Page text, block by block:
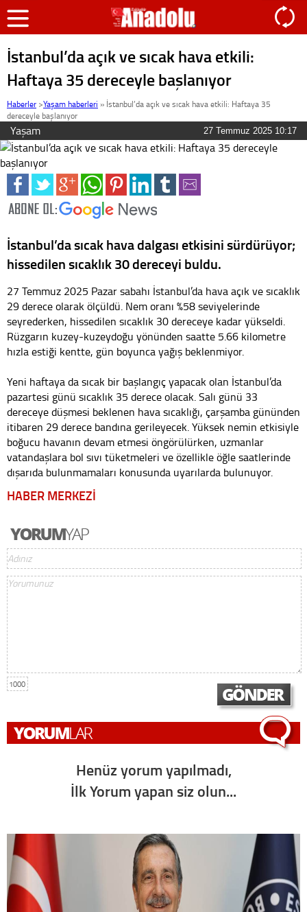
İstanbul’da açık ve sıcak hava etkili:
Haftaya 35 dereceyle başlanıyor
Haberler >Yaşam haberleri » İstanbul’da açık ve sıcak hava etkili: Haftaya 35
dereceyle başlanıyor
Yaşam 27 Temmuz 2025 10:17
İstanbul’da sıcak hava dalgası etkisini sürdürüyor;
hissedilen sıcaklık 30 dereceyi buldu.
27 Temmuz 2025 Pazar sabahı İstanbul’da hava açık ve sıcaklık
29 derece olarak ölçüldü. Nem oranı %58 seviyelerinde
seyrederken, hissedilen sıcaklık 30 dereceye kadar yükseldi.
Rüzgarın kuzey-kuzeydoğu yönünden saatte 5.66 kilometre
hızla estiği kentte, gün boyunca yağış beklenmiyor.
Yeni haftaya da sıcak bir başlangıç yapacak olan İstanbul’da
pazartesi günü sıcaklık 35 derece olacak. Salı günü 33
dereceye düşmesi beklenen hava sıcaklığı, çarşamba gününden
itibaren 29 derece bandına gerileyecek. Yüksek nemin etkisiyle
boğucu havanın devam etmesi öngörülürken, uzmanlar
vatandaşlara bol sıvı tüketmeleri ve özellikle öğle saatlerinde
dışarıda bulunmamaları konusunda uyarılarda bulunuyor.
HABER MERKEZİ
1000
Henüz yorum yapılmadı,
İlk Yorum yapan siz olun...